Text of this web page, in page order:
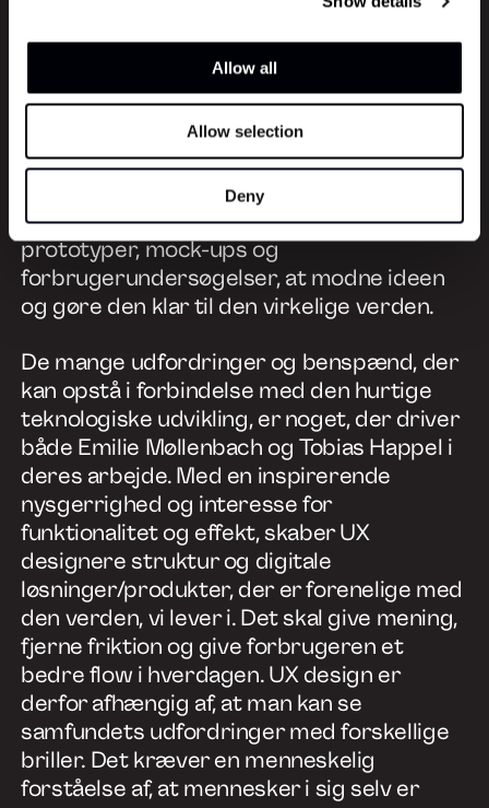
Allow all
Allow selection
Deny
nok at lave en eller anden super fed ting,
hvis folk ikke bruger den feature” – Emilie
Møllenbach
Vejen fra forretningsidé til ingeniørens
arbejdsplads er lang. UX design udfylder
det rum og er med til, gennem bl.a. tests,
prototyper, mock-ups og
forbrugerundersøgelser, at modne ideen
og gøre den klar til den virkelige verden.
De mange udfordringer og benspænd, der
kan opstå i forbindelse med den hurtige
teknologiske udvikling, er noget, der driver
både Emilie Møllenbach og Tobias Happel i
deres arbejde. Med en inspirerende
nysgerrighed og interesse for
funktionalitet og effekt, skaber UX
designere struktur og digitale
løsninger/produkter, der er forenelige med
den verden, vi lever i. Det skal give mening,
fjerne friktion og give forbrugeren et
bedre flow i hverdagen. UX design er
derfor afhængig af, at man kan se
samfundets udfordringer med forskellige
briller. Det kræver en menneskelig
forståelse af, at mennesker i sig selv er